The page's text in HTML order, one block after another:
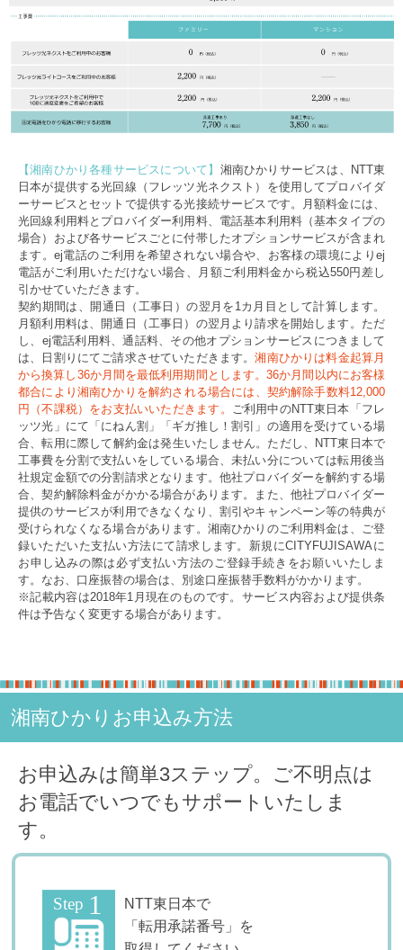
【湘南ひかり各種サービスについて】 湘南ひかりサービスは、NTT東
日本が提供する光回線（フレッツ光ネクスト）を使用してプロバイダ
ーサービスとセットで提供する光接続サービスです。月額料金には、
光回線利用料とプロバイダー利用料、電話基本利用料（基本タイプの
場合）および各サービスごとに付帯したオプションサービスが含まれ
ます。ej電話のご利用を希望されない場合や、お客様の環境によりej
電話がご利用いただけない場合、月額ご利用料金から税込550円差し
引かせていただきます。
契約期間は、開通日（工事日）の翌月を1カ月目として計算します。
月額利用料は、開通日（工事日）の翌月より請求を開始します。ただ
し、ej電話利用料、通話料、その他オプションサービスにつきまして
は、日割りにてご請求させていただきます。湘南ひかりは料金起算月
から換算し36か月間を最低利用期間とします。36か月間以内にお客様
都合により湘南ひかりを解約される場合には、契約解除手数料12,000
円（不課税）をお支払いいただきます。
ご利用中のNTT東日本「フレ
ッツ光」にて「にねん割」「ギガ推し！割引」の適用を受けている場
合、転用に際して解約金は発生いたしません。ただし、NTT東日本で
工事費を分割で支払いをしている場合、未払い分については転用後当
社規定金額での分割請求となります。他社プロバイダーを解約する場
合、契約解除料金がかかる場合があります。また、他社プロバイダー
提供のサービスが利用できなくなり、割引やキャンペーン等の特典が
受けられなくなる場合があります。湘南ひかりのご利用料金は、ご登
録いただいた支払い方法にて請求します。新規にCITYFUJISAWAに
お申し込みの際は必ず支払い方法のご登録手続きをお願いいたしま
す。なお、口座振替の場合は、別途口座振替手数料がかかります。
※記載内容は2018年1月現在のものです。サービス内容および提供条
件は予告なく変更する場合があります。
湘南ひかりお申込み方法
お申込みは簡単3ステップ。ご不明点は
お電話でいつでもサポートいたしま
す。
NTT東日本で
「転用承諾番号」を